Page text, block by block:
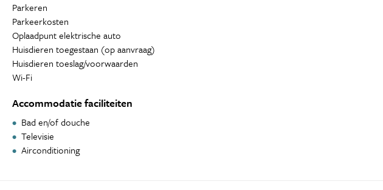
Parkeren
Parkeerkosten
Oplaadpunt elektrische auto
Huisdieren toegestaan (op aanvraag)
Huisdieren toeslag/voorwaarden
Wi-Fi
Accommodatie faciliteiten
Bad en/of douche
Televisie
Airconditioning